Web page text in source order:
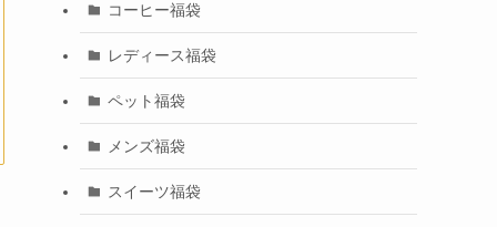
コーヒー福袋
レディース福袋
ペット福袋
メンズ福袋
スイーツ福袋